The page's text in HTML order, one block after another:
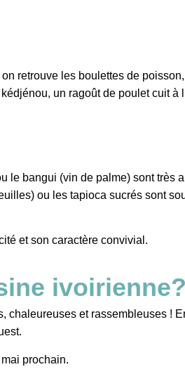
retrouve les boulettes de
un ragoût de poulet cuit à
le bangui (vin de palme) sont très
ou les tapioca sucrés sont
et son caractère convivial.
ivoirienne?
chaleureuses et rassembleuses !
prochain.